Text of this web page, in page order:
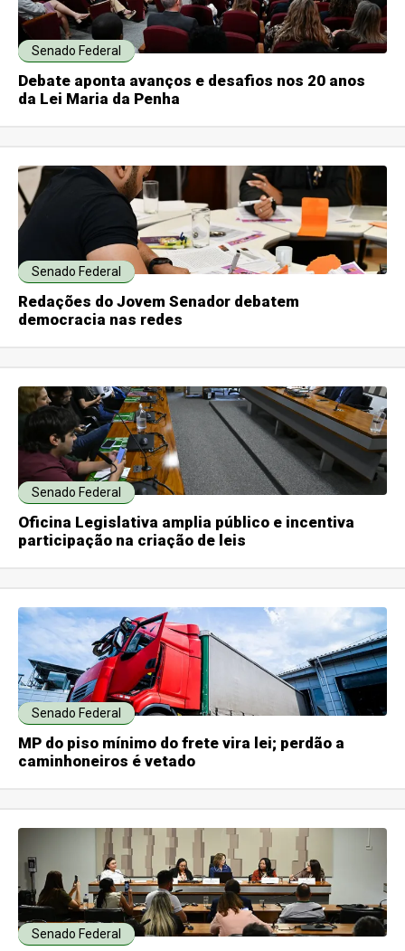
Senado Federal
Debate aponta avanços e desafios nos 20 anos
da Lei Maria da Penha
Senado Federal
Redações do Jovem Senador debatem
democracia nas redes
Senado Federal
Oficina Legislativa amplia público e incentiva
participação na criação de leis
Senado Federal
MP do piso mínimo do frete vira lei; perdão a
caminhoneiros é vetado
Senado Federal